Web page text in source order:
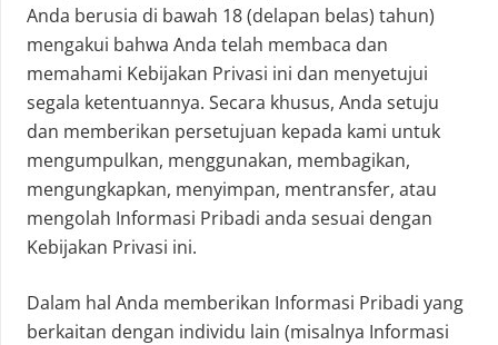
Anda berusia di bawah 18 (delapan belas) tahun)
mengakui bahwa Anda telah membaca dan
memahami Kebijakan Privasi ini dan menyetujui
segala ketentuannya. Secara khusus, Anda setuju
dan memberikan persetujuan kepada kami untuk
mengumpulkan, menggunakan, membagikan,
mengungkapkan, menyimpan, mentransfer, atau
mengolah Informasi Pribadi anda sesuai dengan
Kebijakan Privasi ini.
Dalam hal Anda memberikan Informasi Pribadi yang
berkaitan dengan individu lain (misalnya Informasi